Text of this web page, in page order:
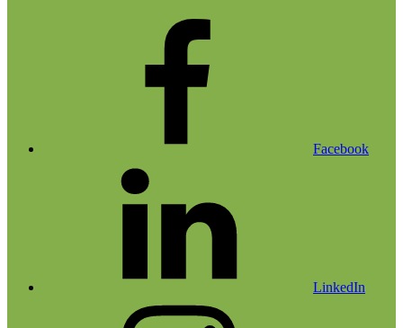
Facebook
LinkedIn